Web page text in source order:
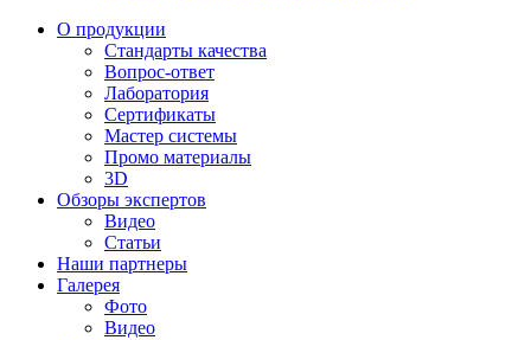
О продукции
Стандарты качества
Вопрос-ответ
Лаборатория
Сертификаты
Мастер системы
Промо материалы
3D
Обзоры экспертов
Видео
Статьи
Наши партнеры
Галерея
Фото
Видео